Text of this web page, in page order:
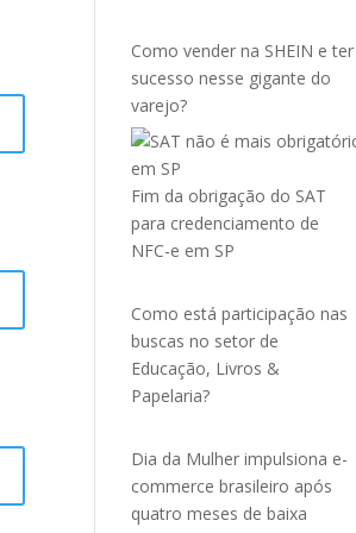
Como vender na SHEIN e ter
sucesso nesse gigante do
varejo?
Fim da obrigação do SAT
para credenciamento de
NFC-e em SP
Como está participação nas
buscas no setor de
Educação, Livros &
Papelaria?
Dia da Mulher impulsiona e-
commerce brasileiro após
quatro meses de baixa